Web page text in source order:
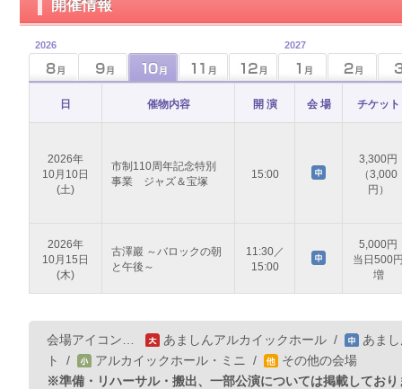
開催情報
2026 2027
日 催物内容 開 演 会 場 チケット
2026年
10月10日
(土)
市制110周年記念特別
事業 ジャズ＆宝塚
15:00
3,300円
（3,000
円）
2026年
10月15日
(木)
古澤巖 ～バロックの朝
と午後～
11:30／
15:00
5,000円
当日500
増
会場アイコン… あましんアルカイックホール /
あま
ト
/ アルカイックホール・ミニ /
その他の会場
※準備・リハーサル・搬出、一部公演については掲載しており